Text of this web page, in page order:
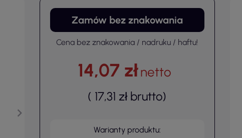
Zamów bez znakowania
Cena bez znakowania / nadruku / haftu!
14,07 złnetto
( 17,31 zł brutto)
Warianty produktu: